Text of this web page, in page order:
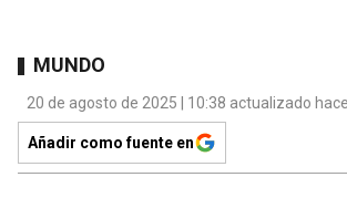
MUNDO
20 de agosto de 2025 | 10:38 actualizado
Añadir como fuente en